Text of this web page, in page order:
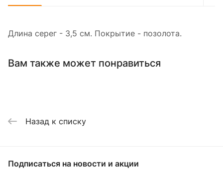
Длина серег - 3,5 см. Покрытие - позолота.
Вам также может понравиться
Назад к списку
Подписаться на новости и акции